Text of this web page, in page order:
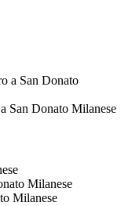
San Donato Milanese
Milanese
Milanese